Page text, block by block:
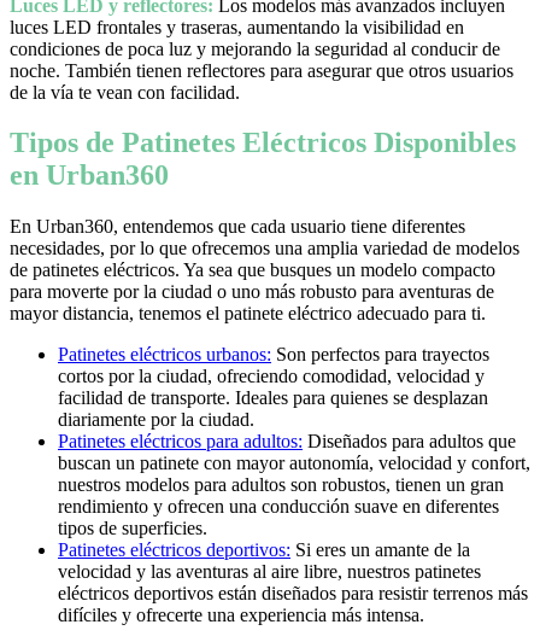
Luces LED y reflectores: Los modelos más avanzados incluyen
luces LED frontales y traseras, aumentando la visibilidad en
condiciones de poca luz y mejorando la seguridad al conducir de
noche. También tienen reflectores para asegurar que otros usuarios
de la vía te vean con facilidad.
Tipos de Patinetes Eléctricos Disponibles
en Urban360
En Urban360, entendemos que cada usuario tiene diferentes
necesidades, por lo que ofrecemos una amplia variedad de modelos
de patinetes eléctricos. Ya sea que busques un modelo compacto
para moverte por la ciudad o uno más robusto para aventuras de
mayor distancia, tenemos el patinete eléctrico adecuado para ti.
Patinetes eléctricos urbanos: Son perfectos para trayectos
cortos por la ciudad, ofreciendo comodidad, velocidad y
facilidad de transporte. Ideales para quienes se desplazan
diariamente por la ciudad.
Patinetes eléctricos para adultos: Diseñados para adultos que
buscan un patinete con mayor autonomía, velocidad y confort,
nuestros modelos para adultos son robustos, tienen un gran
rendimiento y ofrecen una conducción suave en diferentes
tipos de superficies.
Patinetes eléctricos deportivos: Si eres un amante de la
velocidad y las aventuras al aire libre, nuestros patinetes
eléctricos deportivos están diseñados para resistir terrenos más
difíciles y ofrecerte una experiencia más intensa.